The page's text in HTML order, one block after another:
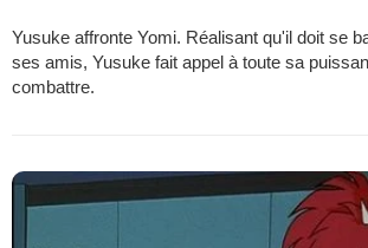
Yusuke affronte Yomi. Réalisant qu'il doit se
ses amis, Yusuke fait appel à toute sa
combattre.